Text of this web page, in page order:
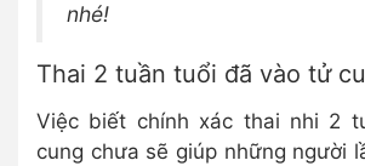
nhé!
Thai 2 tuần tuổi đã vào tử
Việc biết chính xác thai nhi 2
cung chưa sẽ giúp những người